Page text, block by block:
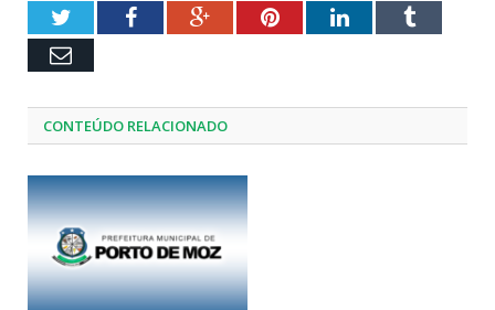
TwitterFacebookGoogle+PinterestLinkedInTumblr
Email
CONTEÚDO RELACIONADO